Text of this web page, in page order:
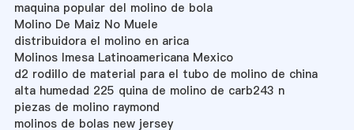
maquina popular del molino de bola
Molino De Maiz No Muele
distribuidora el molino en arica
Molinos Imesa Latinoamericana Mexico
d2 rodillo de material para el tubo de molino de china
alta humedad 225 quina de molino de carb243 n
piezas de molino raymond
molinos de bolas new jersey